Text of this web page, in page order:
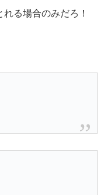
る場合のみだろ！